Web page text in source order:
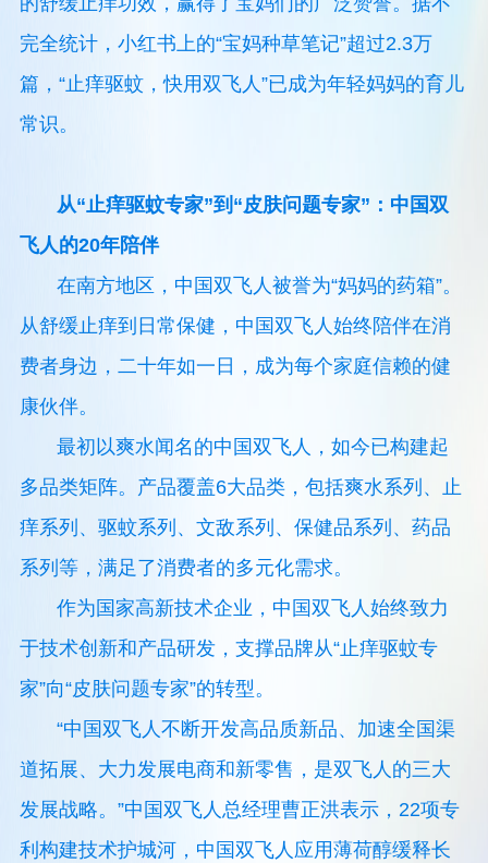
完全统计，小红书上的“宝妈种草笔记”超过2.3万
篇，“止痒驱蚊，快用双飞人”已成为年轻妈妈的育儿
常识。
从“止痒驱蚊专家”到“皮肤问题专家”：中国双
飞人的20年陪伴
在南方地区，中国双飞人被誉为“妈妈的药箱”。
从舒缓止痒到日常保健，中国双飞人始终陪伴在消
费者身边，二十年如一日，成为每个家庭信赖的健
康伙伴。
最初以爽水闻名的中国双飞人，如今已构建起
多品类矩阵。产品覆盖6大品类，包括爽水系列、止
痒系列、驱蚊系列、文敌系列、保健品系列、药品
系列等，满足了消费者的多元化需求。
作为国家高新技术企业，中国双飞人始终致力
于技术创新和产品研发，支撑品牌从“止痒驱蚊专
家”向“皮肤问题专家”的转型。
“中国双飞人不断开发高品质新品、加速全国渠
道拓展、大力发展电商和新零售，是双飞人的三大
发展战略。”中国双飞人总经理曹正洪表示，22项专
利构建技术护城河，中国双飞人应用薄荷醇缓释长